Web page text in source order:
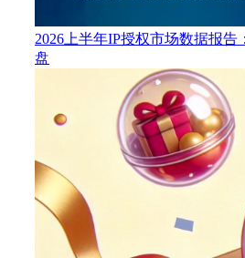
2026上半年IP授权市场数据报告
盘